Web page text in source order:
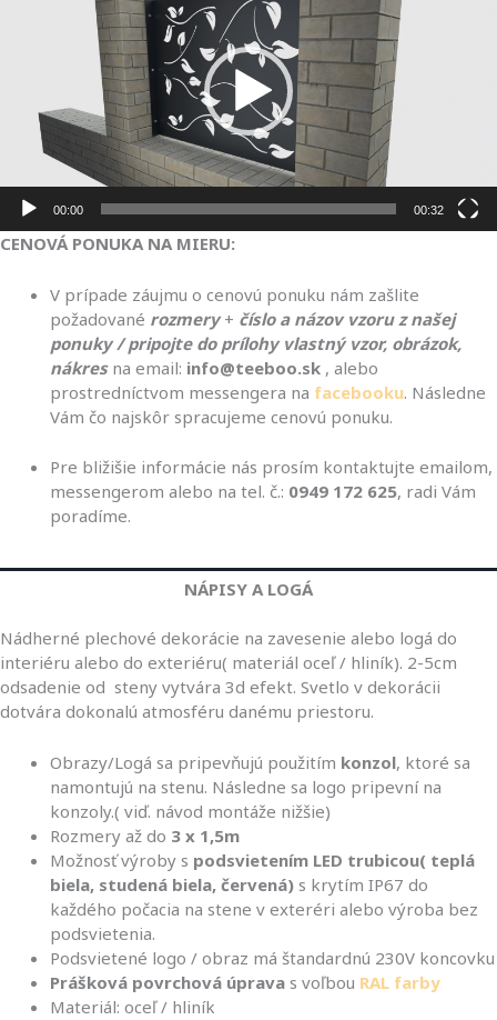
00:00 00:32
CENOVÁ PONUKA NA MIERU:
V prípade záujmu o cenovú ponuku nám zašlite
požadované rozmery + číslo a názov vzoru z našej
ponuky / pripojte do prílohy vlastný vzor, obrázok,
nákresna email: info@teeboo.sk , alebo
prostredníctvom messengera na facebooku. Následne
Vám čo najskôr spracujeme cenovú ponuku.
Pre bližišie informácie nás prosím kontaktujte emailom,
messengerom alebo na tel. č.: 0949 172 625, radi Vám
poradíme.
NÁPISY A LOGÁ
Nádherné plechové dekorácie na zavesenie alebo logá do
interiéru alebo do exteriéru( materiál oceľ / hliník). 2-5cm
odsadenie od steny vytvára 3d efekt. Svetlo v dekorácii
dotvára dokonalú atmosféru danému priestoru.
Obrazy/Logá sa pripevňujú použitím konzol, ktoré sa
namontujú na stenu. Následne sa logo pripevní na
konzoly.( viď. návod montáže nižšie)
Rozmery až do 3 x 1,5m
Možnosť výroby s podsvietením LED trubicou( teplá
biela, studená biela, červená) s krytím IP67 do
každého počacia na stene v exteréri alebo výroba bez
podsvietenia.
Podsvietené logo / obraz má štandardnú 230V koncovku
Prášková povrchová úprava s voľbou RAL farby
Materiál: oceľ / hliník